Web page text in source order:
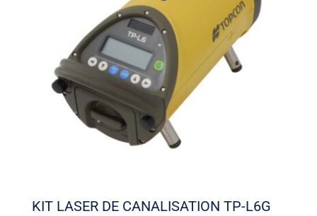
KIT LASER DE CANALISATION TP-L6G